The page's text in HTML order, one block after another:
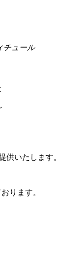
チュール
供いたします。
ります。